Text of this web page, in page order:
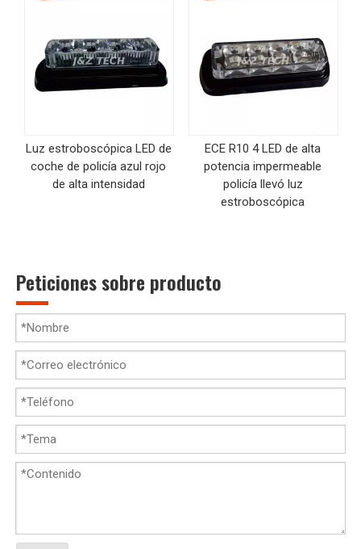
Luz estroboscópica LED de
coche de policía azul rojo
de alta intensidad
ECE R10 4 LED de alta
potencia impermeable
policía llevó luz
estroboscópica
Peticiones sobre producto